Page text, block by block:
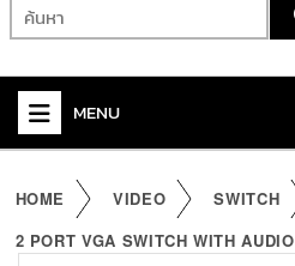
MENU
HOME VIDEO SWITCH
2 PORT VGA SWITCH WITH AUDIO